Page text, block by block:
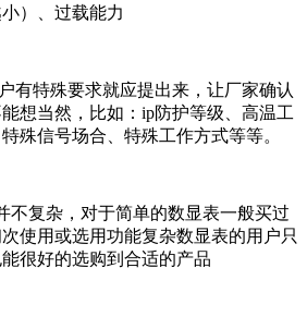
）、过载能力
有特殊要求就应提出来，让厂家确认
想当然，比如：ip防护等级、高温工
殊信号场合、特殊工作方式等等。
复杂，对于简单的数显表一般买过
使用或选用功能复杂数显表的用户只
很好的选购到合适的产品